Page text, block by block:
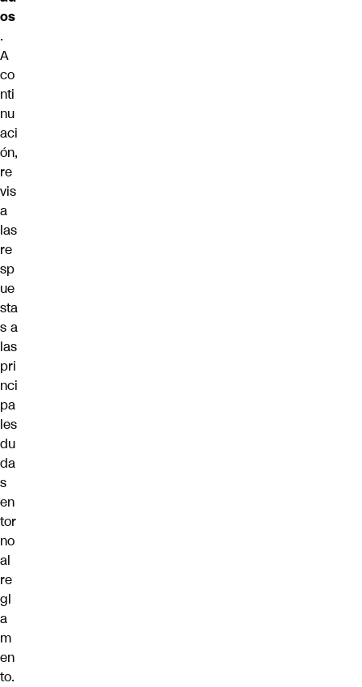
os
.
A
co
nti
nu
aci
ón,
re
vis
a
las
re
sp
ue
sta
s a
las
pri
nci
pa
les
du
da
s
en
tor
no
al
re
gl
a
m
en
to.